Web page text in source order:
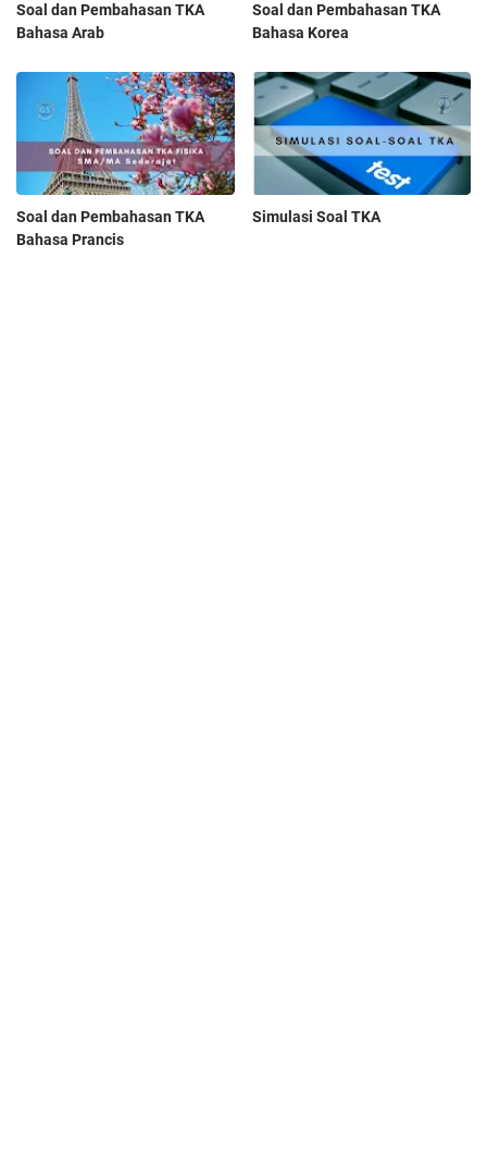
Soal dan Pembahasan TKA
Bahasa Arab
Soal dan Pembahasan TKA
Bahasa Korea
Soal dan Pembahasan TKA
Bahasa Prancis
Simulasi Soal TKA